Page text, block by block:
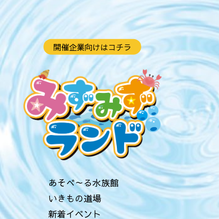
開催企業向けはコチラ
あそべ～る水族館
いきもの道場
新着イベント